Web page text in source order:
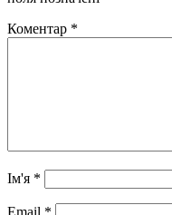
Коментар *
Ім'я *
Email *